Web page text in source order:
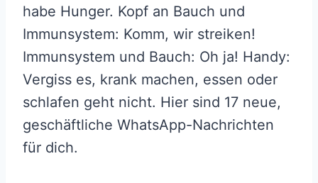
habe Hunger. Kopf an Bauch und
Immunsystem: Komm, wir streiken!
Immunsystem und Bauch: Oh ja! Handy:
Vergiss es, krank machen, essen oder
schlafen geht nicht. Hier sind 17 neue,
geschäftliche WhatsApp-Nachrichten
für dich.